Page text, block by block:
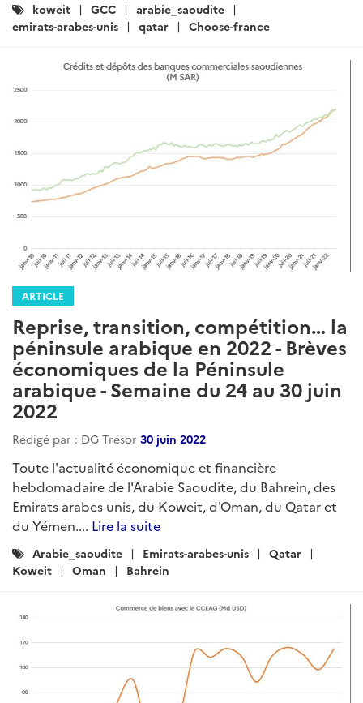
Catégories
:
koweit GCC
arabie_saoudite
emirats-arabes-unis
qatar Choose-france
ARTICLE
Reprise, transition, compétition… la
péninsule arabique en 2022 - Brèves
économiques de la Péninsule
arabique - Semaine du 24 au 30 juin
2022
Rédigé par : DG Trésor 30 juin 2022
Toute l'actualité économique et financière
hebdomadaire de l'Arabie Saoudite, du Bahrein, des
Emirats arabes unis, du Koweit, d'Oman, du Qatar et
du Yémen.... Lire la suite
Catégories
:
Arabie_saoudite Emirats-arabes-unis
Qatar
Koweit
Oman Bahrein